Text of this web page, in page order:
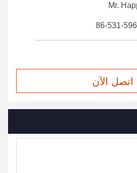
Mr.
اتصل الآن